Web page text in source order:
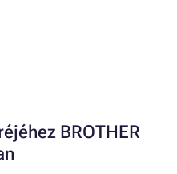
BROTHER